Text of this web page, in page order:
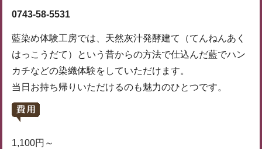
0743-58-5531
藍染め体験工房では、天然灰汁発酵建て（てんねんあく
はっこうだて）という昔からの方法で仕込んだ藍でハン
カチなどの染織体験をしていただけます。
当日お持ち帰りいただけるのも魅力のひとつです。
1,100円～